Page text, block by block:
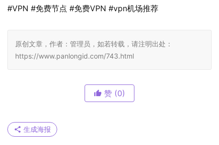
#VPN #免费节点 #免费VPN #vpn机场推荐
原创文章，作者：管理员，如若转载，请注明出处：
https://www.panlongid.com/743.html
赞 (0)
生成海报